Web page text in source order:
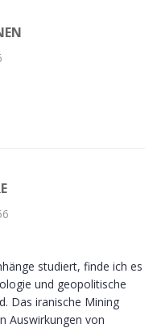
studiert, finde ich es
und geopolitische
Das iranische Mining
Auswirkungen von